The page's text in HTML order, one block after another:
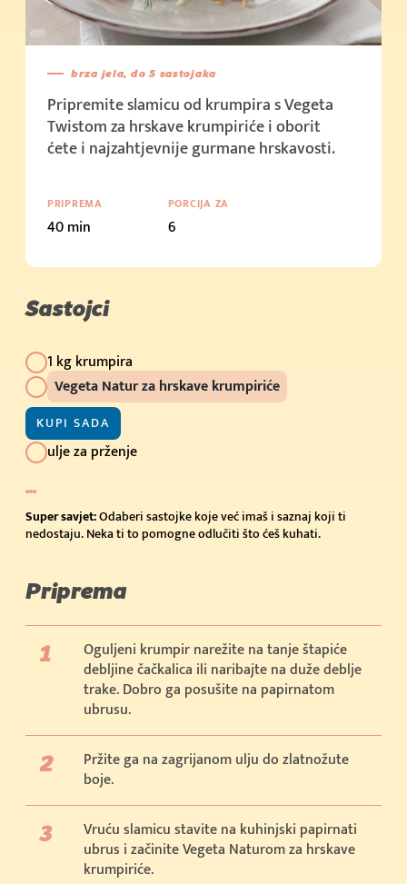
brza jela, do 5 sastojaka
Pripremite slamicu od krumpira s Vegeta
Twistom za hrskave krumpiriće i oborit
ćete i najzahtjevnije gurmane hrskavosti.
PRIPREMA
40 min
PORCIJA ZA
6
Sastojci
1 kg krumpira
Vegeta Natur za hrskave krumpiriće
KUPI SADA
ulje za prženje
Super savjet:Odaberi sastojke koje već imaš i saznaj koji ti
nedostaju. Neka ti to pomogne odlučiti što ćeš kuhati.
Priprema
Oguljeni krumpir narežite na tanje štapiće
debljine čačkalica ili naribajte na duže deblje
trake. Dobro ga posušite na papirnatom
ubrusu.
Pržite ga na zagrijanom ulju do zlatnožute
boje.
Vruću slamicu stavite na kuhinjski papirnati
ubrus i začinite Vegeta Naturom za hrskave
krumpiriće.